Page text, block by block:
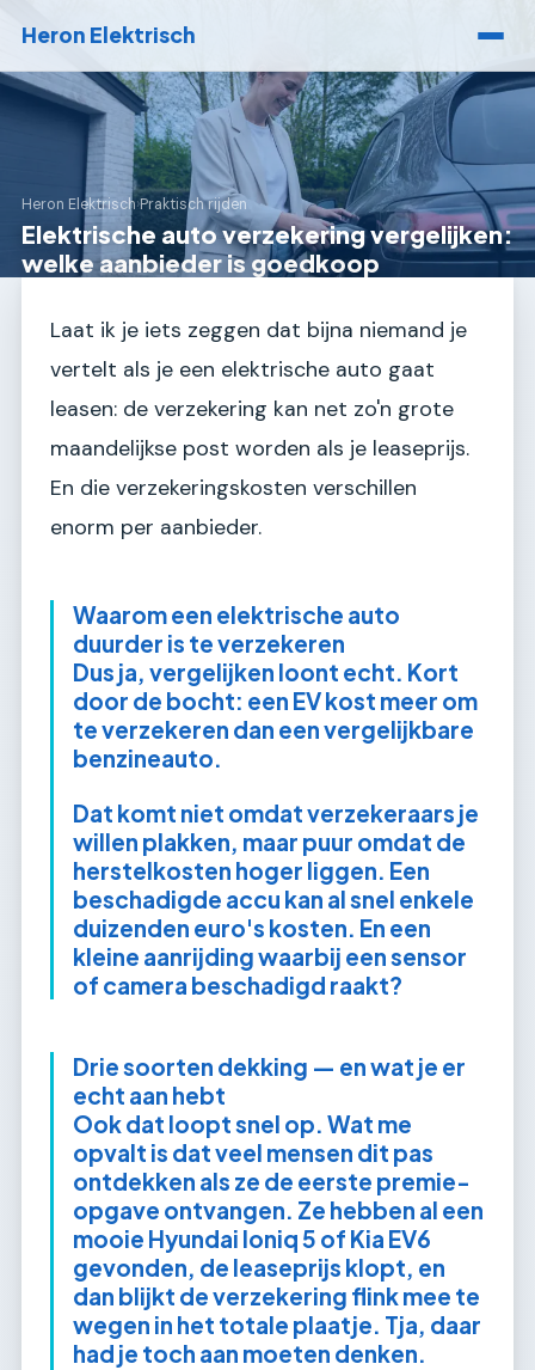
Heron Elektrisch
Heron Elektrisch›Praktisch rijden
Elektrische auto verzekering vergelijken:
welke aanbieder is goedkoop
Laat ik je iets zeggen dat bijna niemand je
vertelt als je een elektrische auto gaat
leasen: de verzekering kan net zo'n grote
maandelijkse post worden als je leaseprijs.
En die verzekeringskosten verschillen
enorm per aanbieder.
Waarom een elektrische auto
duurder is te verzekeren
Dus ja, vergelijken loont echt. Kort
door de bocht: een EV kost meer om
te verzekeren dan een vergelijkbare
benzineauto.
Dat komt niet omdat verzekeraars je
willen plakken, maar puur omdat de
herstelkosten hoger liggen. Een
beschadigde accu kan al snel enkele
duizenden euro's kosten. En een
kleine aanrijding waarbij een sensor
of camera beschadigd raakt?
Drie soorten dekking — en wat je er
echt aan hebt
Ook dat loopt snel op. Wat me
opvalt is dat veel mensen dit pas
ontdekken als ze de eerste premie-
opgave ontvangen. Ze hebben al een
mooie Hyundai Ioniq 5 of Kia EV6
gevonden, de leaseprijs klopt, en
dan blijkt de verzekering flink mee te
wegen in het totale plaatje. Tja, daar
had je toch aan moeten denken.